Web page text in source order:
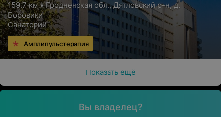
159.7 км • Гродненская обл., Дятловский р-н, д.
Боровики
Санаторий
Амплипульстерапия
Показать ещё
Вы владелец?